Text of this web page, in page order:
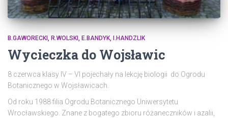
B.GAWORECKI, R.WOLSKI, E.BANDYK, I.HANDZLIK
Wycieczka do Wojsławic
8 czerwca klasy IV – VI pojechały na lekcję biologii do Ogrodu
Botanicznego w Wojsławicach.
Od roku 1988 filia Ogrodu Botanicznego Uniwersytetu
Wrocławskiego. Znane z bogatego zbioru różaneczników i azalii,